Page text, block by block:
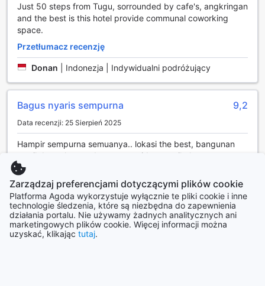
Just 50 steps from Tugu, sorrounded by cafe's, angkringan
and the best is this hotel provide communal coworking
space.
Przetłumacz recenzję
Donan Indonezja | Indywidualni podróżujący
Bagus nyaris sempurna 9,2
Data recenzji: 25 Sierpień 2025
Hampir sempurna semuanya.. lokasi the best, bangunan
masih baru, kamar dan tempat tidur estetik, harga
terjangkau. Kekurangannya yaitu kasur agak gembos
tengahnya jadi kurang nyaman tidurnya klo badannya
agak berisi dan kurang kaca/cermin besar dalam kamar
buat ciwi2 klo mau cek penampilan ootd
Przetłumacz recenzję
Dewi Indonezja | Indywidualni podróżujący
Zarządzaj preferencjami dotyczącymi plików cookie
Platforma Agoda wykorzystuje wyłącznie te pliki cookie i inne
technologie śledzenia, które są niezbędna do zapewnienia
działania portalu. Nie używamy żadnych analitycznych ani
marketingowych plików cookie. Więcej informacji można
uzyskać, klikając tutaj.